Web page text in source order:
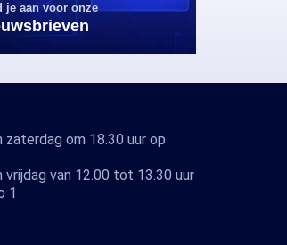
je aan voor onze
zaterdag om 18.30 uur op
vrijdag van 12.00 tot 13.30 uur
1